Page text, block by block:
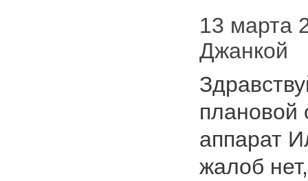
13 марта
Джанкой
плановой
аппарат
жалоб